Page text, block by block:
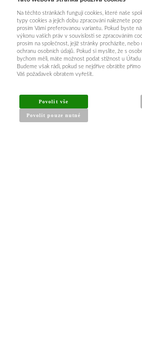
Na těchto stránkách fungují cookies, které naše
typy cookies a jejich dobu zpracování naleznete
prosím Vámi preferovanou variantu. Pokud byste
výkonu vašich práv v souvislosti se zpracováním
prosím na společnost, jejíž stránky procházíte, nebo
ochranu osobních údajů. Pokud si myslíte, že s
bychom měli, máte možnost podat stížnost u Úřadu
Budeme však rádi, pokud se nejdříve obrátíte
Váš požadavek obratem vyřešit.
Povolit vše
Povolit pouze nutné